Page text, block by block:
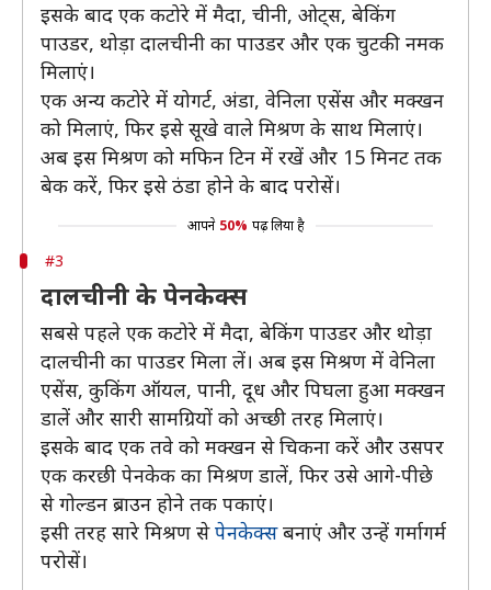
इसके बाद एक कटोरे में मैदा, चीनी, ओट्स, बेकिंग
पाउडर, थोड़ा दालचीनी का पाउडर और एक चुटकी नमक
मिलाएं।
एक अन्य कटोरे में योगर्ट, अंडा, वेनिला एसेंस और मक्खन
को मिलाएं, फिर इसे सूखे वाले मिश्रण के साथ मिलाएं।
अब इस मिश्रण को मफिन टिन में रखें और 15 मिनट तक
बेक करें, फिर इसे ठंडा होने के बाद परोसें।
आपने 50% पढ़ लिया है
#3
दालचीनी के पेनकेक्स
सबसे पहले एक कटोरे में मैदा, बेकिंग पाउडर और थोड़ा
दालचीनी का पाउडर मिला लें। अब इस मिश्रण में वेनिला
एसेंस, कुकिंग ऑयल, पानी, दूध और पिघला हुआ मक्खन
डालें और सारी सामग्रियों को अच्छी तरह मिलाएं।
इसके बाद एक तवे को मक्खन से चिकना करें और उसपर
एक करछी पेनकेक का मिश्रण डालें, फिर उसे आगे-पीछे
से गोल्डन ब्राउन होने तक पकाएं।
इसी तरह सारे मिश्रण सेपेनकेक्सबनाएं और उन्हें गर्मागर्म
परोसें।